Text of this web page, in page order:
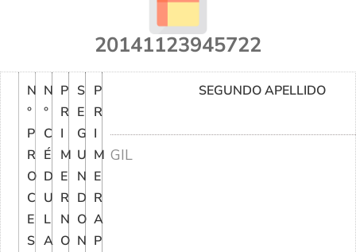
20141123945722
N
°
P
R
O
C
E
S
N
°
C
É
D
U
L
A
P
R
I
M
E
R
N
O
S
E
G
U
N
D
O
N
P
R
I
M
E
R
A
P
SEGUNDO APELLIDO
GIL